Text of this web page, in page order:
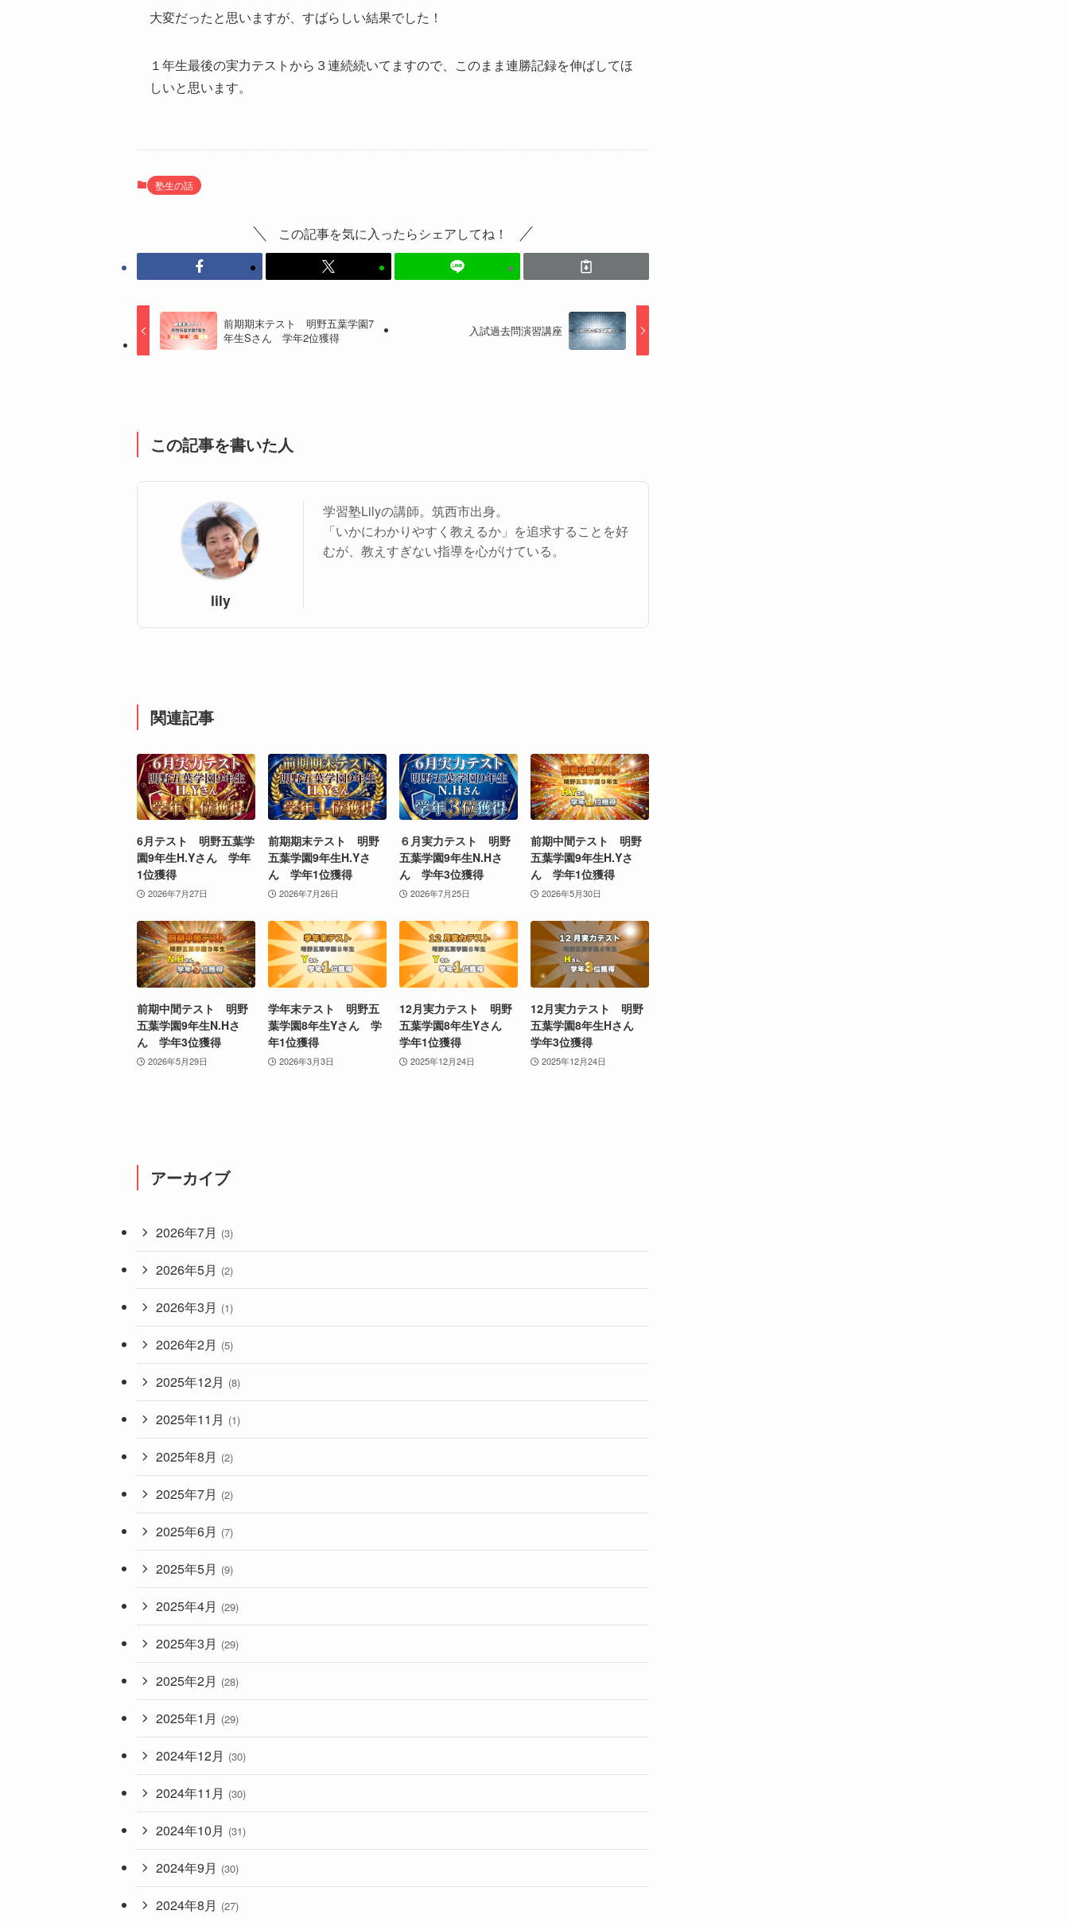
大変だったと思いますが、すばらしい結果でした！
１年生最後の実力テストから３連続続いてますので、このまま連勝記録を伸ばしてほ
しいと思います。
塾生の話
この記事を気に入ったらシェアしてね！
前期期末テスト 明野五葉学園7
年生Sさん 学年2位獲得
入試過去問演習講座
この記事を書いた人
lily
学習塾Lilyの講師。筑西市出身。
「いかにわかりやすく教えるか」を追求することを好
むが、教えすぎない指導を心がけている。
関連記事
6月テスト 明野五葉学
園9年生H.Yさん 学年
1位獲得
2026年7月27日
前期期末テスト 明野
五葉学園9年生H.Yさ
ん 学年1位獲得
2026年7月26日
６月実力テスト 明野
五葉学園9年生N.Hさ
ん 学年3位獲得
2026年7月25日
前期中間テスト 明野
五葉学園9年生H.Yさ
ん 学年1位獲得
2026年5月30日
前期中間テスト 明野
五葉学園9年生N.Hさ
ん 学年3位獲得
2026年5月29日
学年末テスト 明野五
葉学園8年生Yさん 学
年1位獲得
2026年3月3日
12月実力テスト 明野
五葉学園8年生Yさん
学年1位獲得
2025年12月24日
12月実力テスト 明野
五葉学園8年生Hさん
学年3位獲得
2025年12月24日
アーカイブ
2026年7月 (3)
2026年5月 (2)
2026年3月 (1)
2026年2月 (5)
2025年12月 (8)
2025年11月 (1)
2025年8月 (2)
2025年7月 (2)
2025年6月 (7)
2025年5月 (9)
2025年4月 (29)
2025年3月 (29)
2025年2月 (28)
2025年1月 (29)
2024年12月 (30)
2024年11月 (30)
2024年10月 (31)
2024年9月 (30)
2024年8月 (27)